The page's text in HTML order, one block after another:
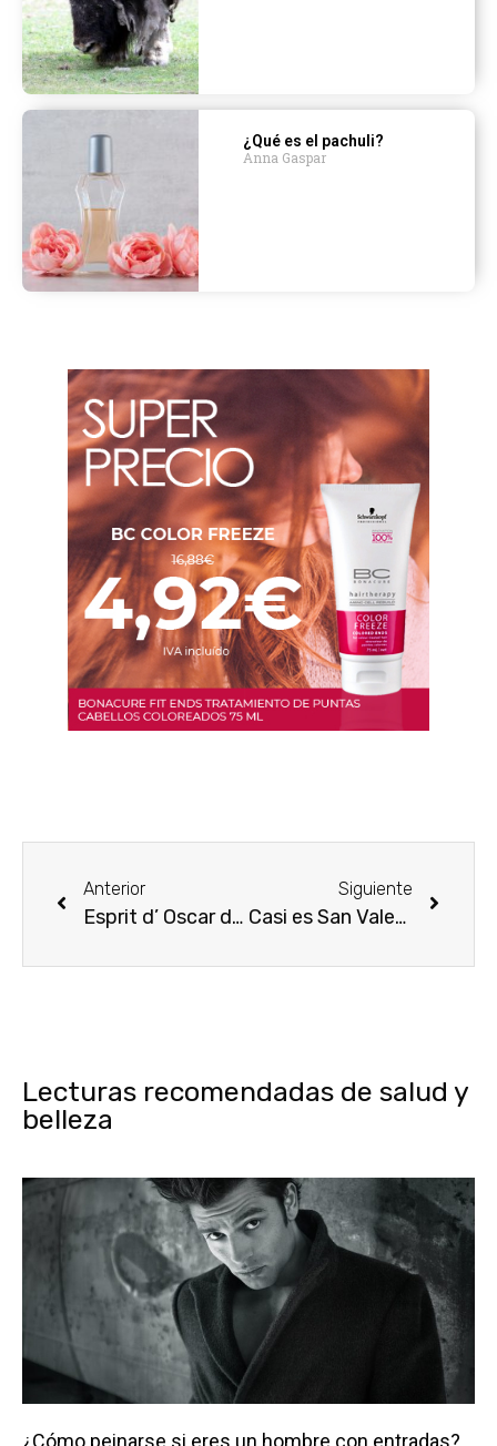
¿Qué es el pachuli?
Anna Gaspar
Anterior
Esprit d’ Oscar de Oscar de la Renta
Siguiente
Casi es San Valentín… ¡Especial perfumes para ellas!
Lecturas recomendadas de salud y
belleza